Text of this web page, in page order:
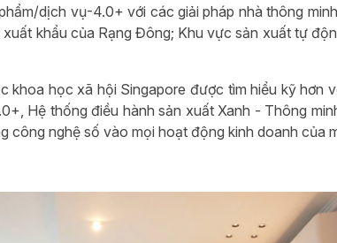
dịch vụ-4.0+ với các giải pháp nhà thông
khẩu của Rạng Đông; Khu vực sản xuất tự
khoa học xã hội Singapore được tìm hiểu kỹ hơn
Hệ thống điều hành sản xuất Xanh - Thông
nghệ số vào mọi hoạt động kinh doanh của